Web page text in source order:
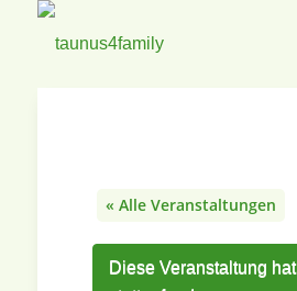
« Alle Veranstaltungen
Diese Veranstaltung